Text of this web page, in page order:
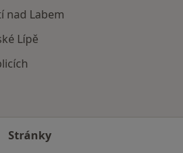
nad Labem
Lípě
Stránky